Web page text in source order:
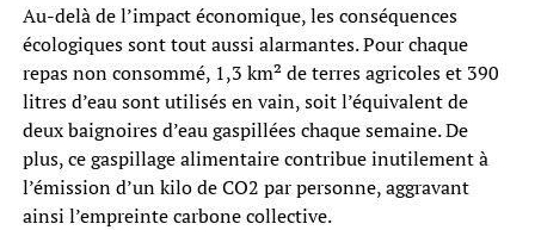
Au-delà de l’impact économique, les conséquences
écologiques sont tout aussi alarmantes. Pour chaque
repas non consommé, 1,3 km² de terres agricoles et 390
litres d’eau sont utilisés en vain, soit l’équivalent de
deux baignoires d’eau gaspillées chaque semaine. De
plus, ce gaspillage alimentaire contribue inutilement à
l’émission d’un kilo de CO2 par personne, aggravant
ainsi l’empreinte carbone collective.